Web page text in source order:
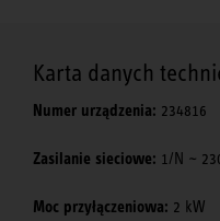
Karta danych
Numer urządzenia: 234816
Zasilanie sieciowe: 1/N ~
Moc przyłączeniowa: 2 kW